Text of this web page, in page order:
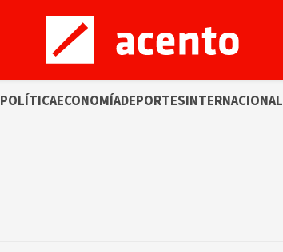
POLÍTICAECONOMÍADEPORTESINTERNACIONAL